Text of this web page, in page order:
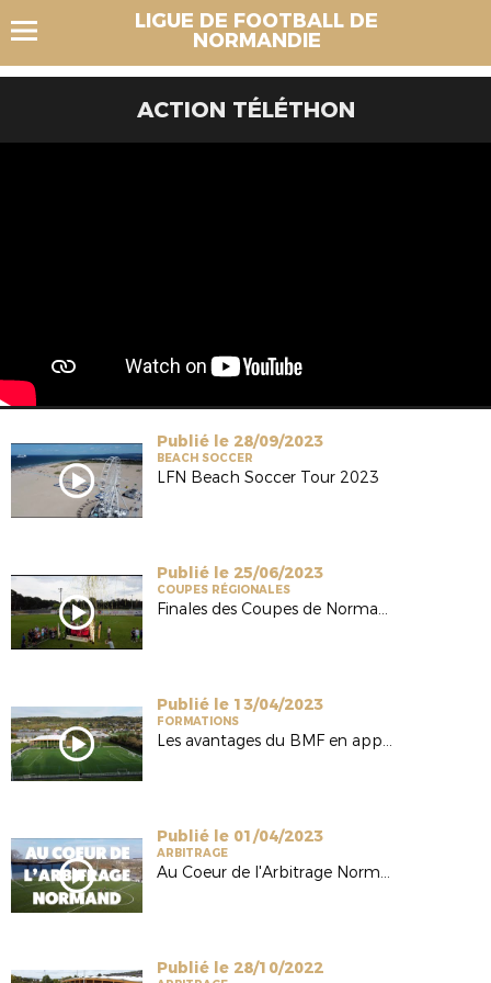
LIGUE DE FOOTBALL DE
NORMANDIE
ACTION TÉLÉTHON
Publié le 28/09/2023
BEACH SOCCER
LFN Beach Soccer Tour 2023
Publié le 25/06/2023
COUPES RÉGIONALES
Finales des Coupes de Normandie 2023
Publié le 13/04/2023
FORMATIONS
Les avantages du BMF en apprentissage
Publié le 01/04/2023
ARBITRAGE
Au Coeur de l'Arbitrage Normandie - Episode 2 : Les Sections Sportives Arbitrage
Publié le 28/10/2022